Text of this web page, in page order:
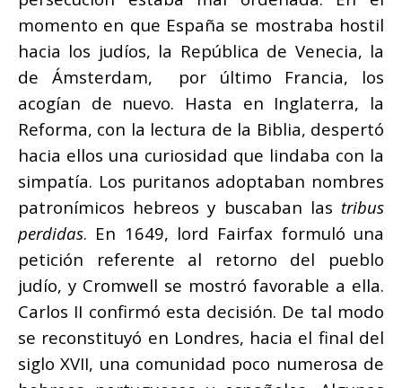
momento en que España se mostraba hostil
hacia los judíos, la República de Venecia, la
de Ámsterdam, por último Francia, los
acogían de nuevo. Hasta en Inglaterra, la
Reforma, con la lectura de la Biblia, despertó
hacia ellos una curiosidad que lindaba con la
simpatía. Los puritanos adoptaban nombres
patronímicos hebreos y buscaban las tribus
perdidas. En 1649, lord Fairfax formuló una
petición referente al retorno del pueblo
judío, y Cromwell se mostró favorable a ella.
Carlos II confirmó esta decisión. De tal modo
se reconstituyó en Londres, hacia el final del
siglo XVII, una comunidad poco numerosa de